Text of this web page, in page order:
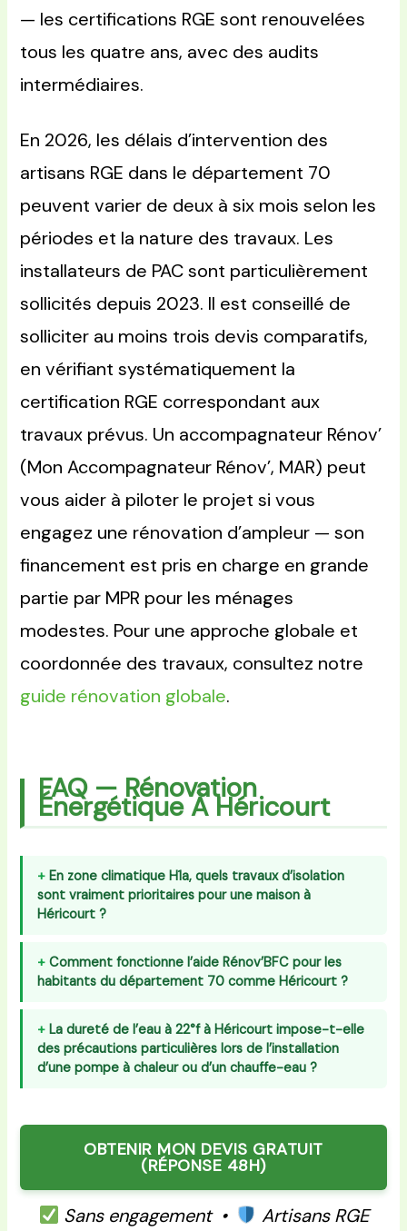
— les certifications RGE sont renouvelées
tous les quatre ans, avec des audits
intermédiaires.
En 2026, les délais d’intervention des
artisans RGE dans le département 70
peuvent varier de deux à six mois selon les
périodes et la nature des travaux. Les
installateurs de PAC sont particulièrement
sollicités depuis 2023. Il est conseillé de
solliciter au moins trois devis comparatifs,
en vérifiant systématiquement la
certification RGE correspondant aux
travaux prévus. Un accompagnateur Rénov’
(Mon Accompagnateur Rénov’, MAR) peut
vous aider à piloter le projet si vous
engagez une rénovation d’ampleur — son
financement est pris en charge en grande
partie par MPR pour les ménages
modestes. Pour une approche globale et
coordonnée des travaux, consultez notre
guide rénovation globale.
FAQ — Rénovation
Énergétique À Héricourt
En zone climatique H1a, quels travaux d’isolation
sont vraiment prioritaires pour une maison à
Héricourt ?
Comment fonctionne l’aide Rénov’BFC pour les
habitants du département 70 comme Héricourt ?
La dureté de l’eau à 22°f à Héricourt impose-t-elle
des précautions particulières lors de l’installation
d’une pompe à chaleur ou d’un chauffe-eau ?
OBTENIR MON DEVIS GRATUIT
(RÉPONSE 48H)
Sans engagement •
Artisans RGE